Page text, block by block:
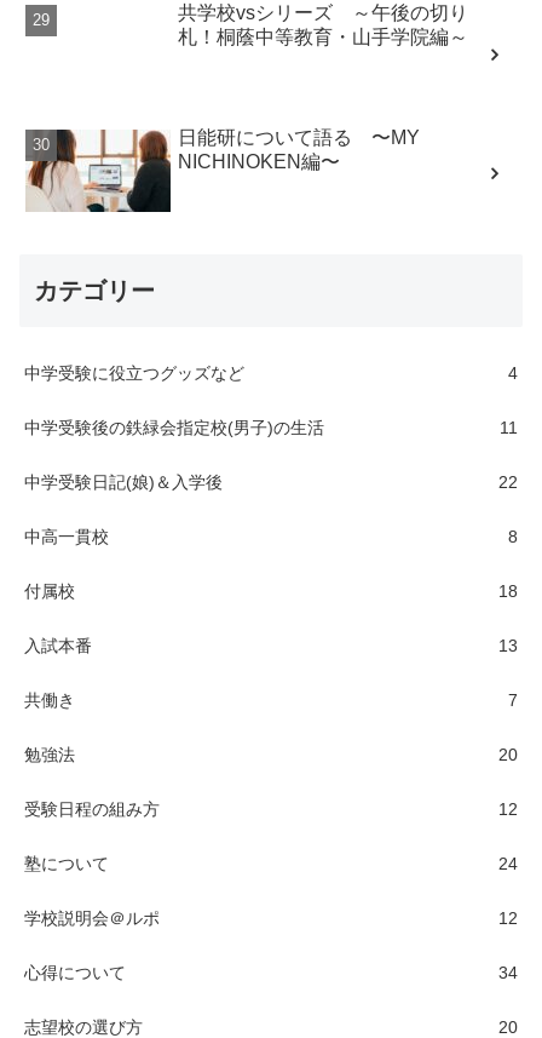
共学校vsシリーズ ～午後の切り
札！桐蔭中等教育・山手学院編～
日能研について語る 〜MY
NICHINOKEN編〜
カテゴリー
中学受験に役立つグッズなど 4
中学受験後の鉄緑会指定校(男子)の生活 11
中学受験日記(娘)＆入学後 22
中高一貫校 8
付属校 18
入試本番 13
共働き 7
勉強法 20
受験日程の組み方 12
塾について 24
学校説明会＠ルポ 12
心得について 34
志望校の選び方 20